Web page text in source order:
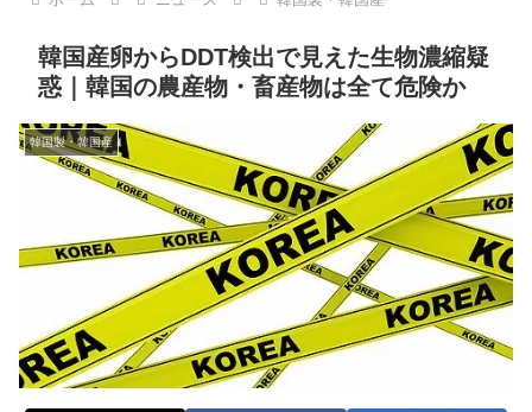
韓国産卵からDDT検出で見えた生物濃縮疑
惑｜韓国の農産物・畜産物は全て危険か
韓国製・韓国産